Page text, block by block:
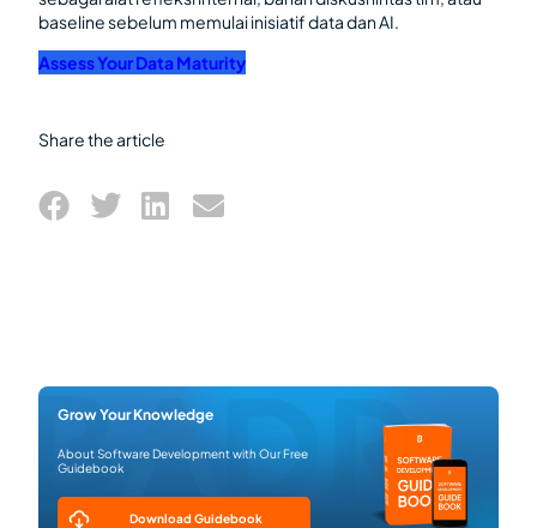
baseline sebelum memulai inisiatif data dan AI.
Assess Your Data Maturity
Share the article
Grow Your Knowledge
About Software Development with Our Free
Guidebook
Download Guidebook